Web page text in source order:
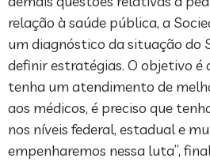
relação à saúde pública, a
um diagnóstico da situação do
definir estratégias. O objetivo é
tenha um atendimento de
aos médicos, é preciso que
nos níveis federal, estadual e
empenharemos nessa luta”,